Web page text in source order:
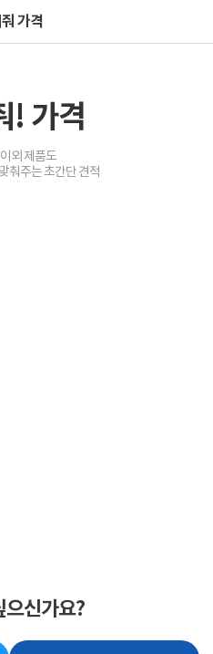
가격
! 가격
외 제품도
춰주는 초간단 견적
으신가요?